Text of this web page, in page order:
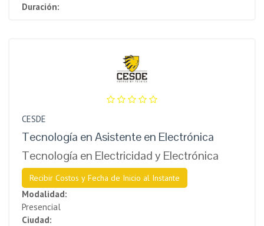
Duración:
CESDE
Tecnología en Asistente en Electrónica
Tecnología en Electricidad y Electrónica
Recibir Costos y Fecha de Inicio al Instante
Modalidad:
Presencial
Ciudad: